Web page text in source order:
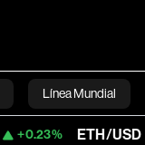
Línea Mundial
Bloomberg
ETH/USD 1,877.84